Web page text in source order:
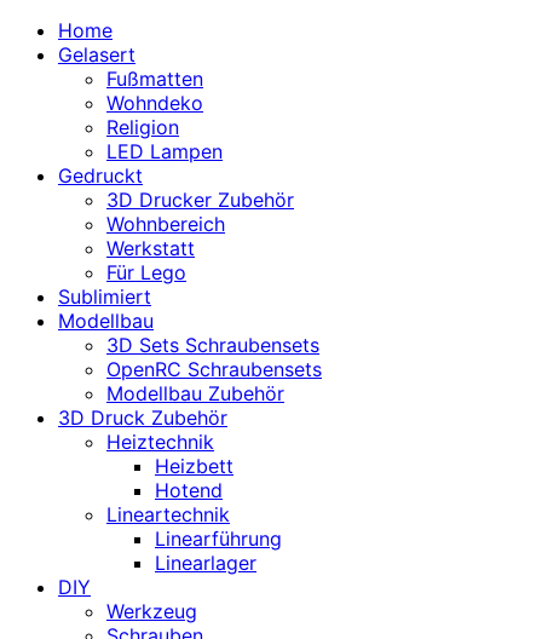
Home
Gelasert
Fußmatten
Wohndeko
Religion
LED Lampen
Gedruckt
3D Drucker Zubehör
Wohnbereich
Werkstatt
Für Lego
Sublimiert
Modellbau
3D Sets Schraubensets
OpenRC Schraubensets
Modellbau Zubehör
3D Druck Zubehör
Heiztechnik
Heizbett
Hotend
Lineartechnik
Linearführung
Linearlager
DIY
Werkzeug